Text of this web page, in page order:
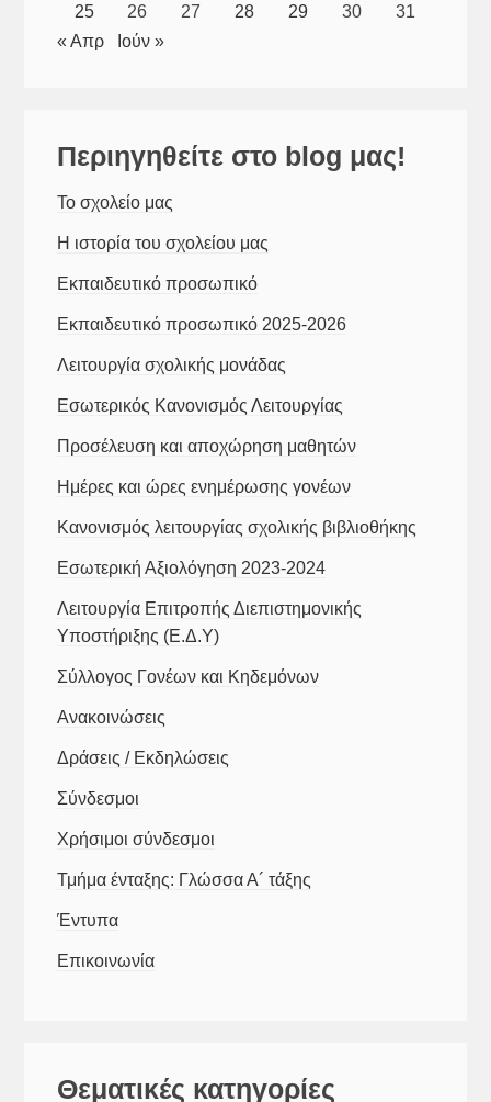
25
26 27 28 29 30
31
« Απρ
Ιούν »
Περιηγηθείτε στο blog μας!
Το σχολείο μας
Η ιστορία του σχολείου μας
Εκπαιδευτικό προσωπικό
Εκπαιδευτικό προσωπικό 2025-2026
Λειτουργία σχολικής μονάδας
Εσωτερικός Κανονισμός Λειτουργίας
Προσέλευση και αποχώρηση μαθητών
Ημέρες και ώρες ενημέρωσης γονέων
Κανονισμός λειτουργίας σχολικής βιβλιοθήκης
Εσωτερική Αξιολόγηση 2023-2024
Λειτουργία Επιτροπής Διεπιστημονικής
Υποστήριξης (Ε.Δ.Υ)
Σύλλογος Γονέων και Κηδεμόνων
Ανακοινώσεις
Δράσεις / Εκδηλώσεις
Σύνδεσμοι
Χρήσιμοι σύνδεσμοι
Τμήμα ένταξης: Γλώσσα Α´ τάξης
Έντυπα
Επικοινωνία
Θεματικές κατηγορίες